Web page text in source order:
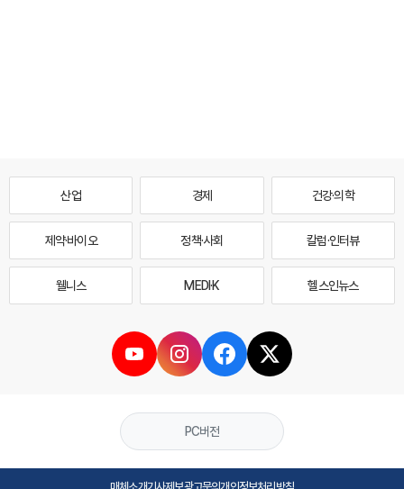
산업 경제 건강·의학
제약·바이오 정책·사회 칼럼·인터뷰
웰니스 MEDI·K 헬스인뉴스
PC버전